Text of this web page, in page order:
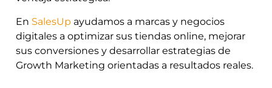
En SalesUp ayudamos a marcas y negocios
digitales a optimizar sus tiendas online, mejorar
sus conversiones y desarrollar estrategias de
Growth Marketing orientadas a resultados reales.